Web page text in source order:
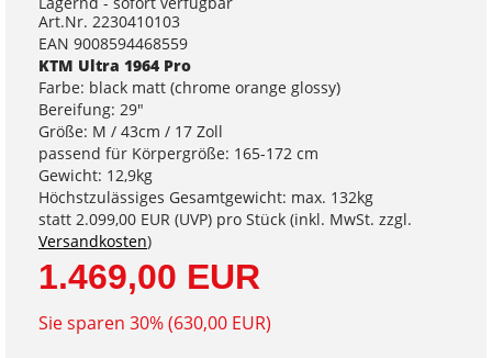
Art.Nr. 2230410103
EAN 9008594468559
KTM Ultra 1964 Pro
Farbe: black matt (chrome orange glossy)
Bereifung: 29"
Größe: M / 43cm / 17 Zoll
passend für Körpergröße: 165-172 cm
Gewicht: 12,9kg
Höchstzulässiges Gesamtgewicht: max. 132kg
statt 2.099,00 EUR (UVP) pro Stück (inkl. MwSt. zzgl.
Versandkosten)
1.469,00 EUR
Sie sparen 30% (630,00 EUR)